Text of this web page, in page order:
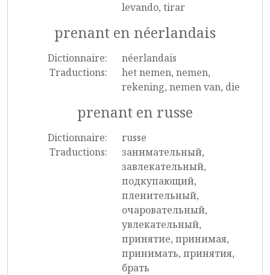
levando, tirar
prenant en néerlandais
Dictionnaire:
néerlandais
Traductions:
het nemen, nemen,
rekening, nemen van, die
prenant en russe
Dictionnaire:
russe
Traductions:
занимательный,
завлекательный,
подкупающий,
пленительный,
очаровательный,
увлекательный,
принятие, принимая,
принимать, принятия,
брать